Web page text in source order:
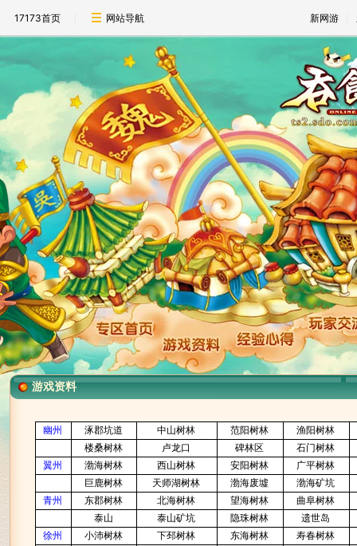
17173首页 网站导航 新网游
游戏资料
幽州 涿郡坑道 中山树林 范阳树林
渔阳树林
楼桑树林
卢龙口 碑林区
石门树林
翼州
渤海树林 西山树林 安阳树林
广平树林
巨鹿树林
天师湖树林 渤海废墟
渤海矿坑
青州
东郡树林 北海树林 望海树林
曲阜树林
泰山
泰山矿坑 隐珠树林
遗世岛
徐州
小沛树林 下邳树林 东海树林
寿春树林